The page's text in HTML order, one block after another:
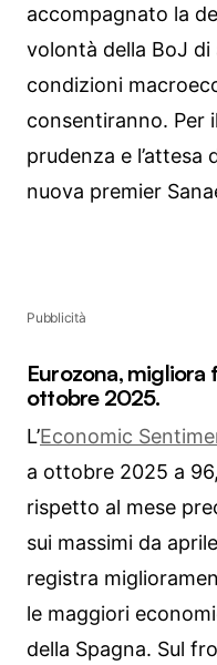
accompagnato la
volontà della BoJ di
condizioni
consentiranno. Per
prudenza e l’attesa
nuova premier
Pubblicità
Eurozona,
ottobre 2025.
L’Economic
a ottobre 2025 a
rispetto al mese
sui massimi da
registra
le maggiori
della Spagna. Sul